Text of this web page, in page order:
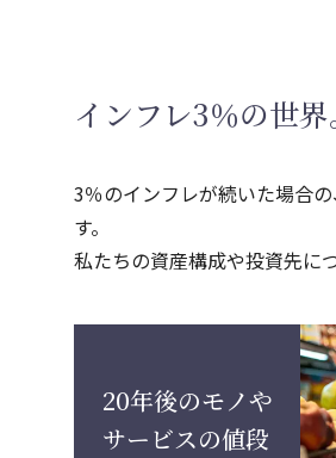
インフレ3％の世
3％のインフレが続いた場合
す。
私たちの資産構成や投資先に
20年後のモノや
サービスの値段